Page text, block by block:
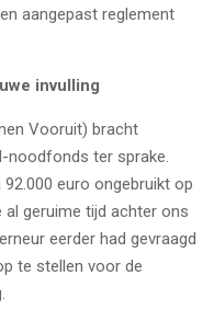
aangepast reglement
invulling
Vooruit) bracht
noodfonds ter sprake.
euro ongebruikt op
al geruime tijd achter ons
eerder had gevraagd
te stellen voor de